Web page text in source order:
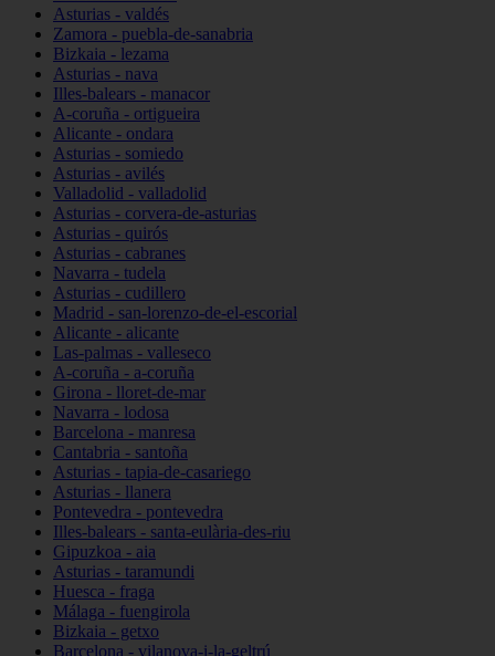
Asturias - valdés
Zamora - puebla-de-sanabria
Bizkaia - lezama
Asturias - nava
Illes-balears - manacor
A-coruña - ortigueira
Alicante - ondara
Asturias - somiedo
Asturias - avilés
Valladolid - valladolid
Asturias - corvera-de-asturias
Asturias - quirós
Asturias - cabranes
Navarra - tudela
Asturias - cudillero
Madrid - san-lorenzo-de-el-escorial
Alicante - alicante
Las-palmas - valleseco
A-coruña - a-coruña
Girona - lloret-de-mar
Navarra - lodosa
Barcelona - manresa
Cantabria - santoña
Asturias - tapia-de-casariego
Asturias - llanera
Pontevedra - pontevedra
Illes-balears - santa-eulària-des-riu
Gipuzkoa - aia
Asturias - taramundi
Huesca - fraga
Málaga - fuengirola
Bizkaia - getxo
Barcelona - vilanova-i-la-geltrú